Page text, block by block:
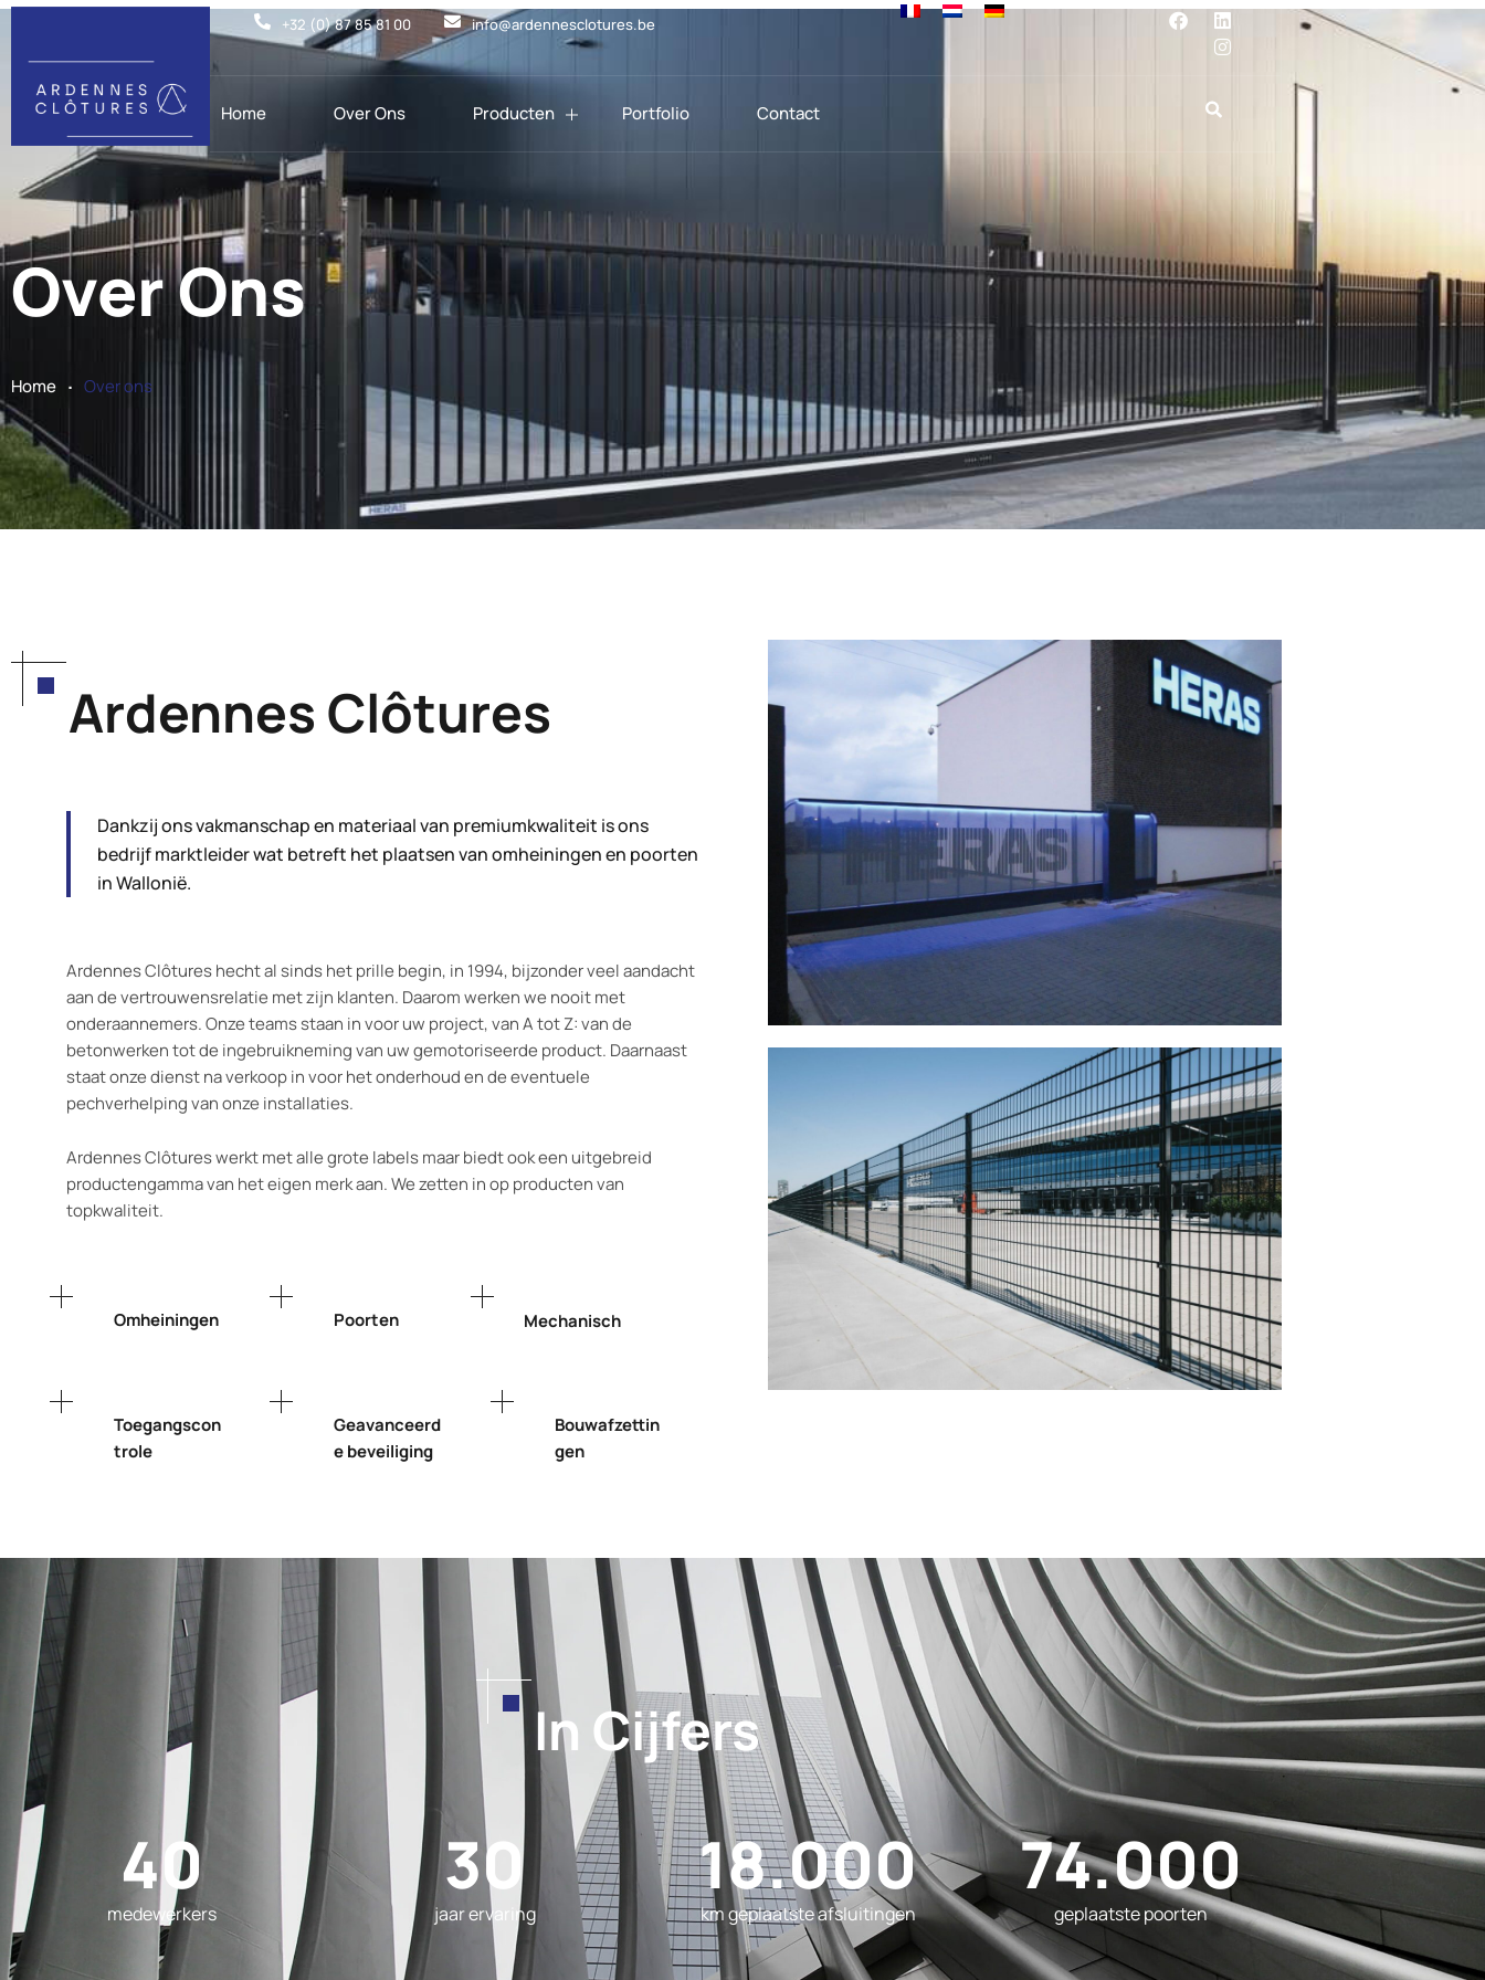
+32 (0) 87 85 81 00 info@ardennesclotures.be
Home Over Ons Producten Portfolio Contact
Over Ons
Home . Over ons
Ardennes Clôtures
Dankzij ons vakmanschap en materiaal van premiumkwaliteit is ons
bedrijf marktleider wat betreft het plaatsen van omheiningen en poorten
in Wallonië.
Ardennes Clôtures hecht al sinds het prille begin, in 1994, bijzonder veel aandacht
aan de vertrouwensrelatie met zijn klanten. Daarom werken we nooit met
onderaannemers. Onze teams staan in voor uw project, van A tot Z: van de
betonwerken tot de ingebruikneming van uw gemotoriseerde product. Daarnaast
staat onze dienst na verkoop in voor het onderhoud en de eventuele
pechverhelping van onze installaties.
Ardennes Clôtures werkt met alle grote labels maar biedt ook een uitgebreid
productengamma van het eigen merk aan. We zetten in op producten van
topkwaliteit.
Omheiningen Poorten Mechanisch
Toegangscon
trole
Geavanceerd
e beveiliging
Bouwafzettin
gen
In Cijfers
medewerkers
40
jaar ervaring
30
km geplaatste afsluitingen
18.000
geplaatste poorten
74.000